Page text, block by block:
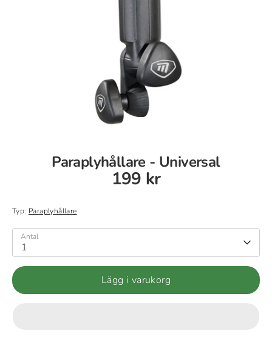
Paraplyhållare - Universal
199 kr
Typ: Paraplyhållare
Antal
1
Lägg i varukorg